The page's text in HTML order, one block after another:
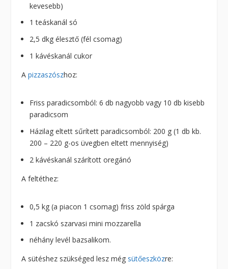
kevesebb)
1 teáskanál só
2,5 dkg élesztő (fél csomag)
1 kávéskanál cukor
Apizzaszószhoz:
Friss paradicsomból: 6 db nagyobb vagy 10 db kisebb
paradicsom
Házilag eltett sűrített paradicsomból: 200 g (1 db kb.
200 – 220 g-os üvegben eltett mennyiség)
2 kávéskanál szárított oregánó
A feltéthez:
0,5 kg (a piacon 1 csomag) friss zöld spárga
1 zacskó szarvasi mini mozzarella
néhány levél bazsalikom.
A sütéshez szükséged lesz még sütőeszközre: